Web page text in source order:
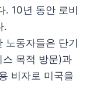
. 10년 동안 로비
.
노동자들은 단기
스 목적 방문)과
비자로 미국을